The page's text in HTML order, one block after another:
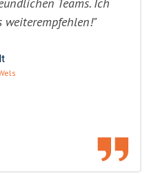
weiterempfehlen!"